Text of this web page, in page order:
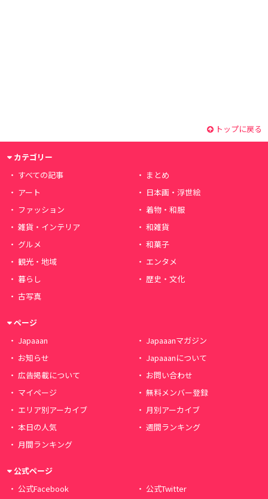
トップに戻る
カテゴリー
すべての記事
まとめ
アート
日本画・浮世絵
ファッション
着物・和服
雑貨・インテリア
和雑貨
グルメ
和菓子
観光・地域
エンタメ
暮らし
歴史・文化
古写真
ページ
Japaaan
Japaaanマガジン
お知らせ
Japaaanについて
広告掲載について
お問い合わせ
マイページ
無料メンバー登録
エリア別アーカイブ
月別アーカイブ
本日の人気
週間ランキング
月間ランキング
公式ページ
公式Facebook
公式Twitter